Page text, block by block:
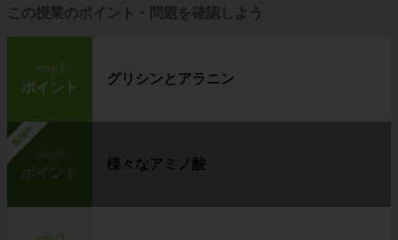
この授業のポイント・問題を確認しよう
step1
ポイント
グリシンとアラニン
勉強中
ポイント
様々なアミノ酸